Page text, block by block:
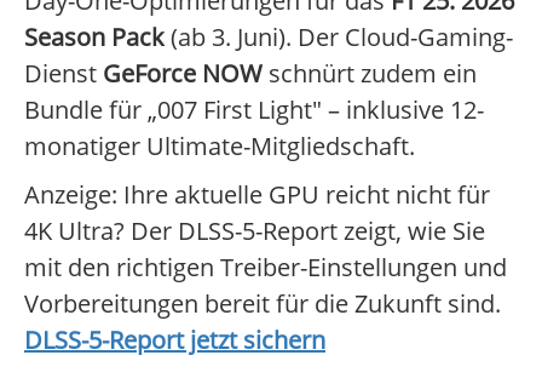
Season Pack(ab 3. Juni). Der Cloud-Gaming-
Dienst GeForce NOW schnürt zudem ein
Bundle für „007 First Light" – inklusive 12-
monatiger Ultimate-Mitgliedschaft.
Anzeige: Ihre aktuelle GPU reicht nicht für
4K Ultra? Der DLSS-5-Report zeigt, wie Sie
mit den richtigen Treiber-Einstellungen und
Vorbereitungen bereit für die Zukunft sind.
DLSS-5-Report jetzt sichern